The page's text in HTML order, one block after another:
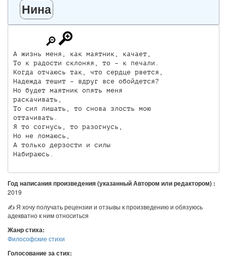
Нина
А жизнь меня, как маятник, качает,
То к радости склоняя, то – к печали.
Когда отчаюсь так, что сердце рвется,
Надежда тешит – вдруг все обойдется?
Но будет маятник опять меня
раскачивать,
То сил лишать, то снова злость мою
оттачивать.
Я то согнусь, то разогнусь,
Но не ломаюсь,
А только дерзости и силы
Год написания произведения (указанный Автором или редактором) :
2019
✍ Я хочу получать рецензии и отзывы к произведению и обязуюсь
адекватно к ним относиться
Жанр стиха:
Философские стихи
Голосование за стих: